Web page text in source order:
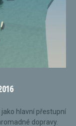
hlavní přestupní
dopravy.